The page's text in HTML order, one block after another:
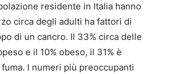
residente in Italia hanno
circa degli adulti ha fattori di
di un cancro. Il 33% circa delle
e il 10% obeso, il 31% è
I numeri più preoccupanti